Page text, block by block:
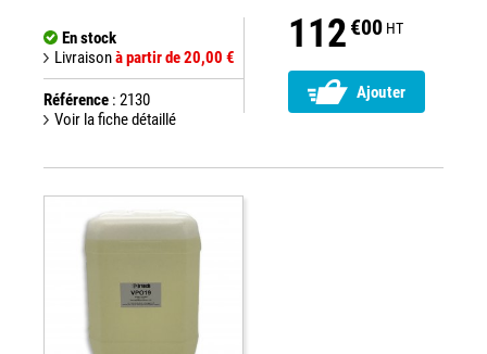
En stock
Livraisonà partir de 20,00 €
Référence : 2130
Voir la fiche détaillé
112 €00 HT
Ajouter